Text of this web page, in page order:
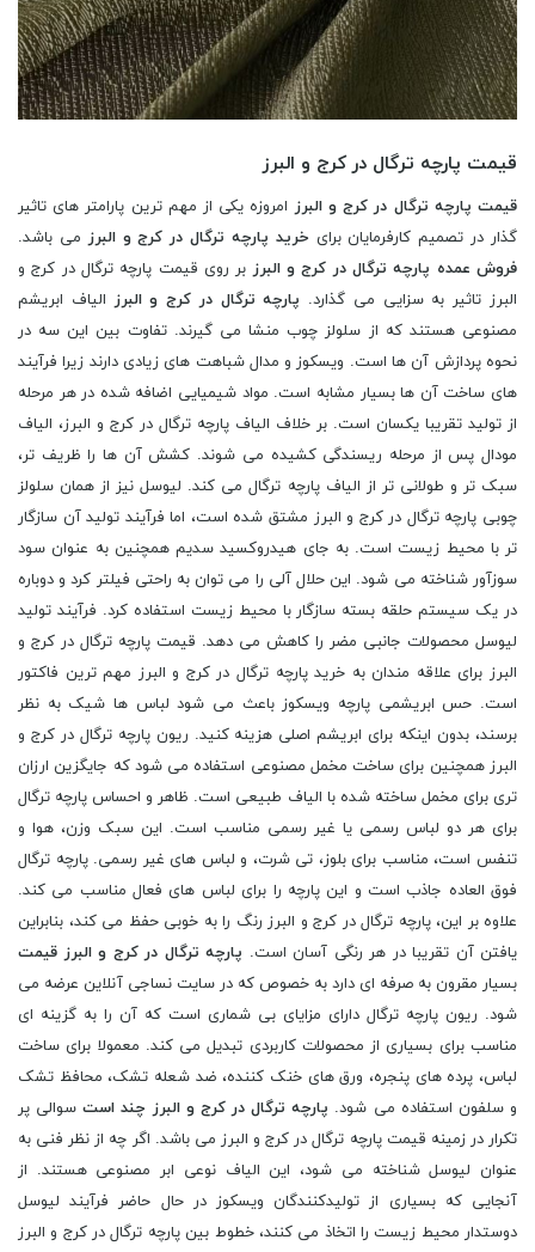
قیمت پارچه ترگال در کرج و البرز
قیمت پارچه ترگال در کرج و البرز امروزه یکی از مهم ترین پارامتر های تاثیر
گذار در تصمیم کارفرمایان برای خرید پارچه ترگال در کرج و البرز می باشد.
فروش عمده پارچه ترگال در کرج و البرز بر روی قیمت پارچه ترگال در کرج و
البرز تاثیر به سزایی می گذارد. پارچه ترگال در کرج و البرز الیاف ابریشم
مصنوعی هستند که از سلولز چوب منشا می گیرند. تفاوت بین این سه در
نحوه پردازش آن ها است. ویسکوز و مدال شباهت های زیادی دارند زیرا فرآیند
های ساخت آن ها بسیار مشابه است. مواد شیمیایی اضافه شده در هر مرحله
از تولید تقریبا یکسان است. بر خلاف الیاف پارچه ترگال در کرج و البرز، الیاف
مودال پس از مرحله ریسندگی کشیده می شوند. کشش آن ها را ظریف تر،
سبک تر و طولانی تر از الیاف پارچه ترگال می کند. لیوسل نیز از همان سلولز
چوبی پارچه ترگال در کرج و البرز مشتق شده است، اما فرآیند تولید آن سازگار
تر با محیط زیست است. به جای هیدروکسید سدیم همچنین به عنوان سود
سوزآور شناخته می شود. این حلال آلی را می توان به راحتی فیلتر کرد و دوباره
در یک سیستم حلقه بسته سازگار با محیط زیست استفاده کرد. فرآیند تولید
لیوسل محصولات جانبی مضر را کاهش می دهد. قیمت پارچه ترگال در کرج و
البرز برای علاقه مندان به خرید پارچه ترگال در کرج و البرز مهم ترین فاکتور
است. حس ابریشمی پارچه ویسکوز باعث می شود لباس ها شیک به نظر
برسند، بدون اینکه برای ابریشم اصلی هزینه کنید. ریون پارچه ترگال در کرج و
البرز همچنین برای ساخت مخمل مصنوعی استفاده می شود که جایگزین ارزان
تری برای مخمل ساخته شده با الیاف طبیعی است. ظاهر و احساس پارچه ترگال
برای هر دو لباس رسمی یا غیر رسمی مناسب است. این سبک وزن، هوا و
تنفس است، مناسب برای بلوز، تی شرت، و لباس های غیر رسمی. پارچه ترگال
فوق العاده جاذب است و این پارچه را برای لباس های فعال مناسب می کند.
علاوه بر این، پارچه ترگال در کرج و البرز رنگ را به خوبی حفظ می کند، بنابراین
یافتن آن تقریبا در هر رنگی آسان است. پارچه ترگال در کرج و البرز قیمت
بسیار مقرون به صرفه ای دارد به خصوص که در سایت نساجی آنلاین عرضه می
شود. ریون پارچه ترگال دارای مزایای بی شماری است که آن را به گزینه ای
مناسب برای بسیاری از محصولات کاربردی تبدیل می کند. معمولا برای ساخت
لباس، پرده های پنجره، ورق های خنک کننده، ضد شعله تشک، محافظ تشک
و سلفون استفاده می شود. پارچه ترگال در کرج و البرز چند استسوالی پر
تکرار در زمینه قیمت پارچه ترگال در کرج و البرز می باشد. اگر چه از نظر فنی به
عنوان لیوسل شناخته می شود، این الیاف نوعی ابر مصنوعی هستند. از
آنجایی که بسیاری از تولیدکنندگان ویسکوز در حال حاضر فرآیند لیوسل
دوستدار محیط زیست را اتخاذ می کنند، خطوط بین پارچه ترگال در کرج و البرز